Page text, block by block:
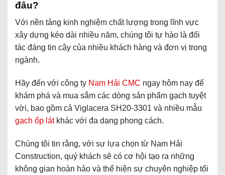
đâu?
Với nền tảng kinh nghiệm chất lượng trong lĩnh vực
xây dựng kéo dài nhiều năm, chúng tôi tự hào là đối
tác đáng tin cậy của nhiều khách hàng và đơn vị trong
ngành.
Hãy đến với công ty Nam Hải CMC ngay hôm nay để
khám phá và mua sắm các dòng sản phẩm gạch tuyệt
vời, bao gồm cả Viglacera SH20-3301 và nhiều mẫu
gạch ốp látkhác với đa dạng phong cách.
Chúng tôi tin rằng, với sự lựa chọn từ Nam Hải
Construction, quý khách sẽ có cơ hội tạo ra những
không gian hoàn hảo và thể hiện sự chuyên nghiệp tối